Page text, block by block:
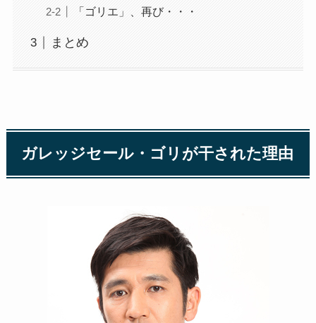
「ゴリエ」、再び・・・
まとめ
ガレッジセール・ゴリが干された理由